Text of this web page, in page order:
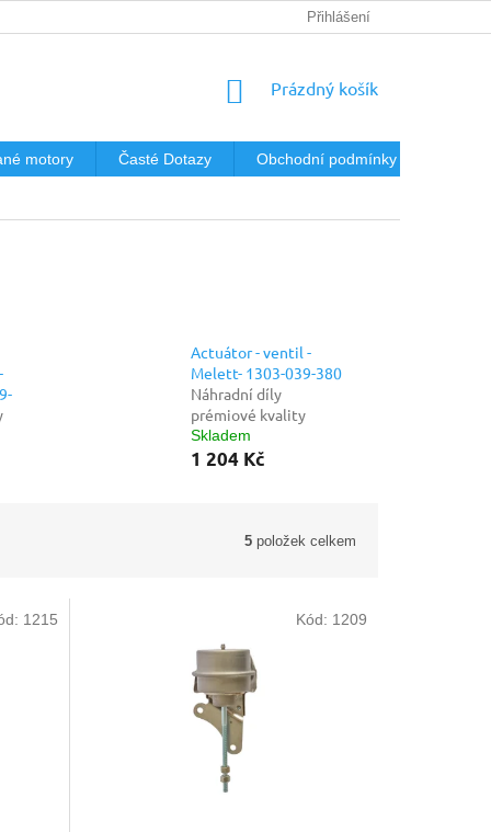
Přihlášení
NÁKUPNÍ
Prázdný košík
motory Časté Dotazy Obchodní podmínky
Actuátor - ventil -
Melett- 1303-039-380
Náhradní díly
prémiové kvality
Skladem
1 204 Kč
5 položek celkem
1215 Kód: 1209